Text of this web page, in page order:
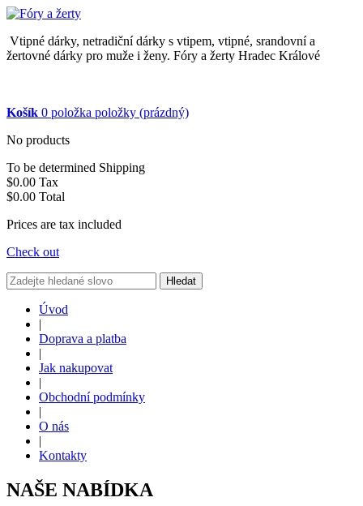
Vtipné dárky, netradiční dárky s vtipem, vtipné, srandovní a
žertovné dárky pro muže i ženy. Fóry a žerty Hradec Králové
Košík 0 položka položky (prázdný)
No products
To be determined Shipping
$0.00 Tax
$0.00 Total
Prices are tax included
Check out
Hledat
Úvod
|
Doprava a platba
|
Jak nakupovat
|
Obchodní podmínky
|
O nás
|
Kontakty
NAŠE NABÍDKA